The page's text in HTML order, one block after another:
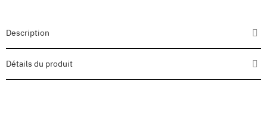
Description
Détails du produit